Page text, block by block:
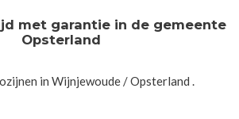
met garantie in de gemeente
Opsterland
in Wijnjewoude / Opsterland .